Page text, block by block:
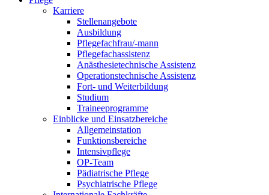
Karriere
Stellenangebote
Ausbildung
Pflegefachfrau/-mann
Pflegefachassistenz
Anästhesietechnische Assistenz
Operationstechnische Assistenz
Fort- und Weiterbildung
Studium
Traineeprogramme
Einblicke und Einsatzbereiche
Allgemeinstation
Funktionsbereiche
Intensivpflege
OP-Team
Pädiatrische Pflege
Psychiatrische Pflege